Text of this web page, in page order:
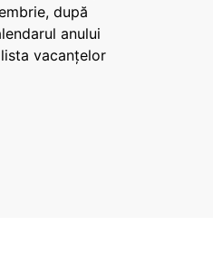
după
anului
vacanțelor